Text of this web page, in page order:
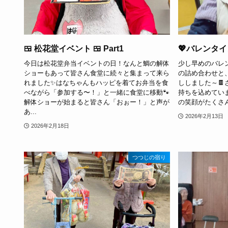
🍱 松花堂イベント 🍱 Part1
今日は松花堂弁当イベントの日！なんと鯛の解体
ショーもあって皆さん食堂に続々と集まって来ら
れました✨はなちゃんもハッピを着てお弁当を食
べながら「参加する〜！」と一緒に食堂に移動🐾
解体ショーが始まると皆さん「おぉー！」と声が
あ...
2026年2月18日
💖バレンタ
少し早めのバレ
の詰め合わせと
ししました～🍫
持ちを込めてい
の笑顔がたくさ
2026年2月13日
つつじの宿り